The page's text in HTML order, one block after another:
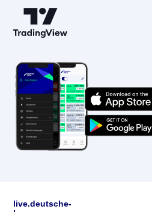
live.deutsche-